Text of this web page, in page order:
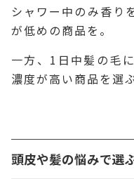
シャワー中のみ香り
が低めの商品を。
一方、1日中髪の毛
濃度が高い商品を選
頭皮や髪の悩みで選